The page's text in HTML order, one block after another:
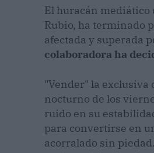
El huracán mediático
Rubio, ha terminado
afectada y superada
colaboradora ha
"Vender" la exclusiva
nocturno de los
ruido en su
para convertirse en
acorralado sin piedad.